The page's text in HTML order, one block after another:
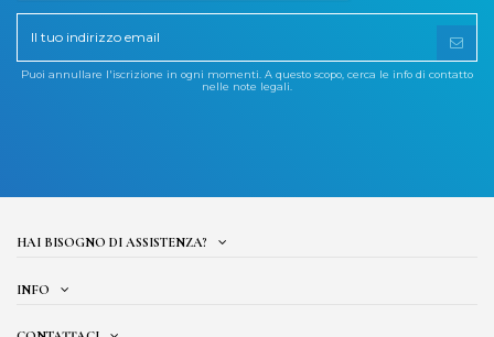
Puoi annullare l'iscrizione in ogni momenti. A questo scopo, cerca le info di contatto
nelle note legali.
HAI BISOGNO DI ASSISTENZA?
INFO